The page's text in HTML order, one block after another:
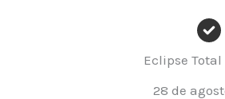
Eclipse
28 de